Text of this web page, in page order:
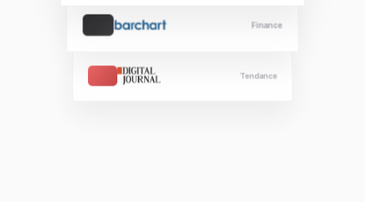
Finance
Tendance